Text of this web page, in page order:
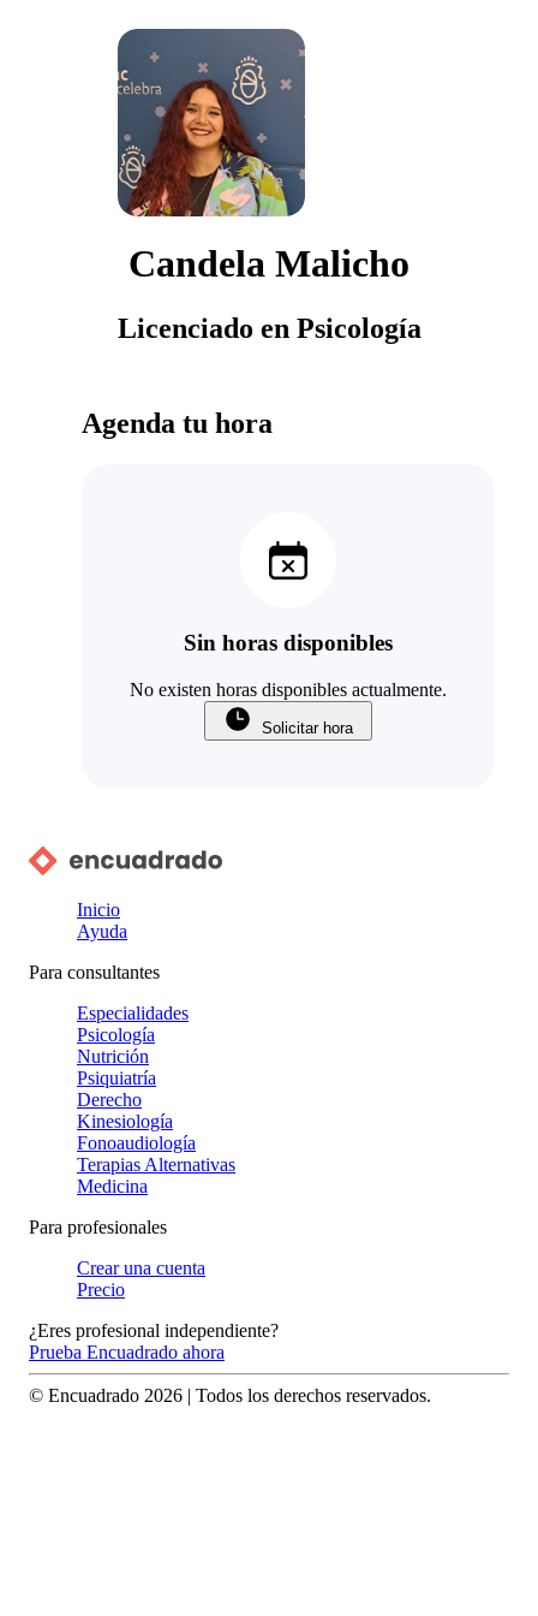
Candela Malicho
Licenciado en Psicología
Agenda tu hora
Sin horas disponibles
No existen horas disponibles actualmente.
Solicitar hora
Inicio
Ayuda
Para consultantes
Especialidades
Psicología
Nutrición
Psiquiatría
Derecho
Kinesiología
Fonoaudiología
Terapias Alternativas
Medicina
Para profesionales
Crear una cuenta
Precio
¿Eres profesional independiente?
Prueba Encuadrado ahora
© Encuadrado 2026 | Todos los derechos reservados.